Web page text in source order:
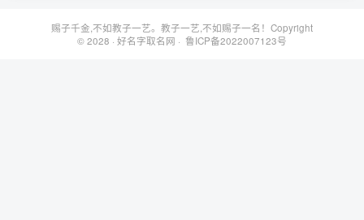
赐子千金,不如教子一艺。教子一艺,不如赐子一名！Copyright
© 2028 · 好名字取名网 · 鲁ICP备2022007123号